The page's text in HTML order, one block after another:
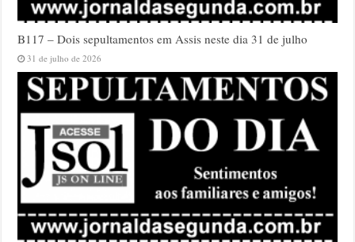
B117 – Dois sepultamentos em Assis neste dia 31 de julho
31 de julho de 2026